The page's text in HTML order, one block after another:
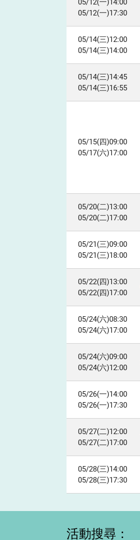
05/12(一)14:00
05/12(一)17:30
05/14(三)12:00
05/14(三)14:00
05/14(三)14:45
05/14(三)16:55
05/15(四)09:00
05/17(六)17:00
05/20(二)13:00
05/20(二)17:00
05/21(三)09:00
05/21(三)18:00
05/22(四)13:00
05/22(四)17:00
05/24(六)08:30
05/24(六)17:00
05/24(六)09:00
05/24(六)12:00
05/26(一)14:00
05/26(一)17:30
05/27(二)12:00
05/27(二)17:00
05/28(三)14:00
05/28(三)17:30
活動搜尋：